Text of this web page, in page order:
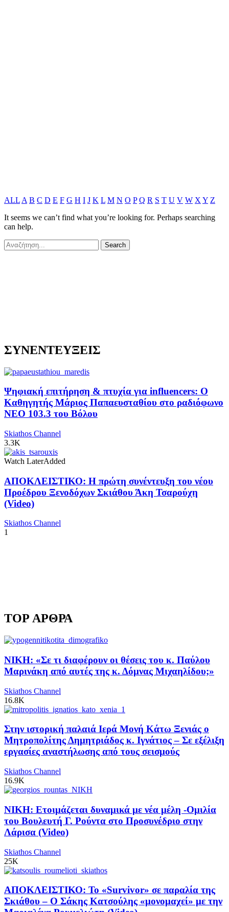
ALL A B C D E F G H I J K L M N O P Q R S T U V W X Y Z
It seems we can’t find what you’re looking for. Perhaps searching
can help.
ΣΥΝΕΝΤΕΥΞΕΙΣ
Ψηφιακή επιτήρηση & πτυχία για influencers: Ο
Καθηγητής Μάριος Παπαευσταθίου στο ραδιόφωνο
NEO 103.3 του Βόλου
Skiathos Channel
3.3K
Watch LaterAdded
ΑΠΟΚΛΕΙΣΤΙΚΟ: Η πρώτη συνέντευξη του νέου
Προέδρου Ξενοδόχων Σκιάθου Άκη Τσαρούχη
(Video)
Skiathos Channel
1
TOP ΑΡΘΡΑ
ΝΙΚΗ: «Σε τι διαφέρουν οι θέσεις του κ. Παύλου
Μαρινάκη από αυτές της κ. Δόμνας Μιχαηλίδου;»
Skiathos Channel
16.8K
Στην ιστορική παλαιά Ιερά Μονή Κάτω Ξενιάς ο
Μητροπολίτης Δημητριάδος κ. Ιγνάτιος – Σε εξέλιξη
εργασίες αναστήλωσης από τους σεισμούς
Skiathos Channel
16.9K
ΝΙΚΗ: Ετοιμάζεται δυναμικά με νέα μέλη -Ομιλία
του Βουλευτή Γ. Ρούντα στο Προσυνέδριο στην
Λάρισα (Video)
Skiathos Channel
25K
ΑΠΟΚΛΕΙΣΤΙΚΟ: Το «Survivor» σε παραλία της
Σκιάθου – Ο Σάκης Κατσούλης «μονομαχεί» με την